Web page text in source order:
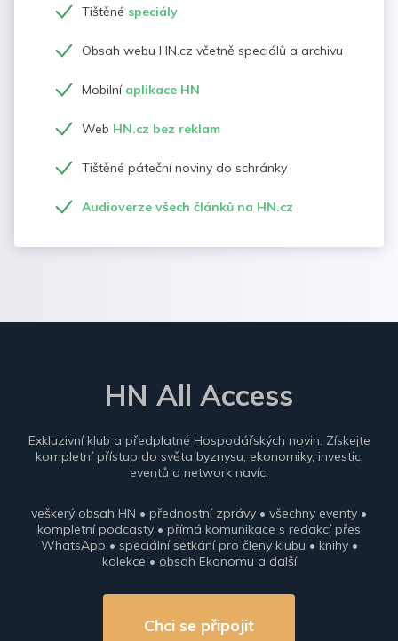
Tištěné speciály
Obsah webu HN.cz včetně speciálů a archivu
Mobilní aplikace HN
Web HN.cz bez reklam
Tištěné páteční noviny do schránky
Audioverze všech článků na HN.cz
HN All Access
Exkluzivní klub a předplatné Hospodářských novin. Získejte
kompletní přístup do světa byznysu, ekonomiky, investic,
eventů a network navíc.
veškerý obsah HN • přednostní zprávy • všechny eventy •
kompletní podcasty • přímá komunikace s redakcí přes
WhatsApp • speciální setkání pro členy klubu • knihy •
kolekce • obsah Ekonomu a další
Chci se připojit